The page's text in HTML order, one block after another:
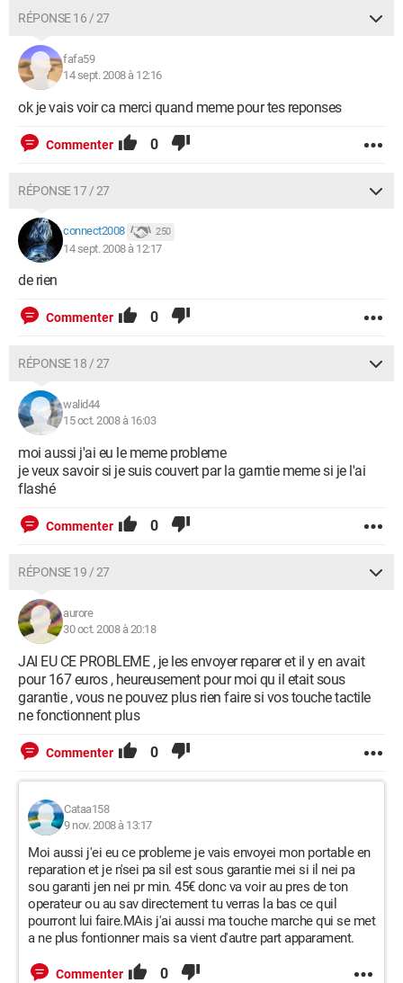
RÉPONSE 16 / 27
fafa59
14 sept. 2008 à 12:16
ok je vais voir ca merci quand meme pour tes reponses
Commenter 0
RÉPONSE 17 / 27
connect2008 250
14 sept. 2008 à 12:17
de rien
Commenter 0
RÉPONSE 18 / 27
walid44
15 oct. 2008 à 16:03
moi aussi j'ai eu le meme probleme
je veux savoir si je suis couvert par la garntie meme si je l'ai
flashé
Commenter 0
RÉPONSE 19 / 27
aurore
30 oct. 2008 à 20:18
JAI EU CE PROBLEME , je les envoyer reparer et il y en avait
pour 167 euros , heureusement pour moi qu il etait sous
garantie , vous ne pouvez plus rien faire si vos touche tactile
ne fonctionnent plus
Commenter 0
Cataa158
9 nov. 2008 à 13:17
Moi aussi j'ei eu ce probleme je vais envoyei mon portable en
reparation et je n'sei pa sil est sous garantie mei si il nei pa
sou garanti jen nei pr min. 45€ donc va voir au pres de ton
operateur ou au sav directement tu verras la bas ce quil
pourront lui faire.MAis j'ai aussi ma touche marche qui se met
a ne plus fontionner mais sa vient d'autre part apparament.
Commenter 0